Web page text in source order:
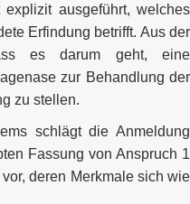
ausgeführt, welches
Erfindung betrifft. Aus der
es darum geht, eine
zur Behandlung der
zu stellen.
schlägt die Anmeldung
Fassung von Anspruch 1
deren Merkmale sich wie